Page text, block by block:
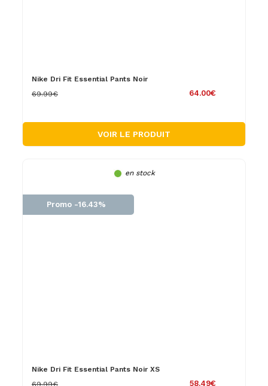
Nike Dri Fit Essential Pants Noir
64.00€
69.99€
VOIR LE PRODUIT
en stock
Promo -16.43%
Nike Dri Fit Essential Pants Noir XS
58.49€
69.99€